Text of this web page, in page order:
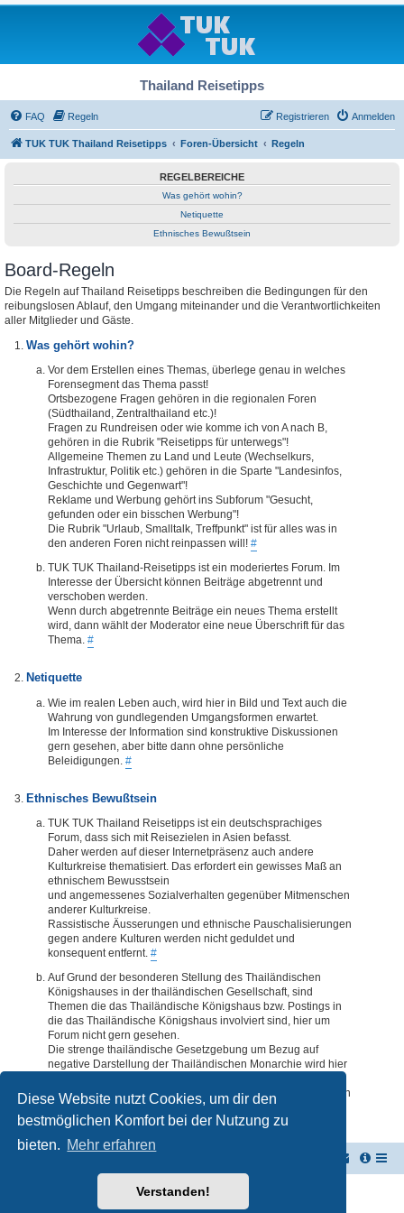
Diese Website nutzt Cookies, um dir den
bestmöglichen Komfort bei der Nutzung zu
bieten. Mehr erfahren
Verstanden!
Thailand Reisetipps
FAQ Regeln Anmelden
Registrieren
TUK TUK Thailand Reisetipps Foren-Übersicht Regeln
REGELBEREICHE
Was gehört wohin?
Netiquette
Ethnisches Bewußtsein
Board-Regeln
Die Regeln auf Thailand Reisetipps beschreiben die Bedingungen für den
reibungslosen Ablauf, den Umgang miteinander und die Verantwortlichkeiten
aller Mitglieder und Gäste.
Was gehört wohin?
Vor dem Erstellen eines Themas, überlege genau in welches
Forensegment das Thema passt!
Ortsbezogene Fragen gehören in die regionalen Foren
(Südthailand, Zentralthailand etc.)!
Fragen zu Rundreisen oder wie komme ich von A nach B,
gehören in die Rubrik "Reisetipps für unterwegs"!
Allgemeine Themen zu Land und Leute (Wechselkurs,
Infrastruktur, Politik etc.) gehören in die Sparte "Landesinfos,
Geschichte und Gegenwart"!
Reklame und Werbung gehört ins Subforum "Gesucht,
gefunden oder ein bisschen Werbung"!
Die Rubrik "Urlaub, Smalltalk, Treffpunkt" ist für alles was in
den anderen Foren nicht reinpassen will! #
TUK TUK Thailand-Reisetipps ist ein moderiertes Forum. Im
Interesse der Übersicht können Beiträge abgetrennt und
verschoben werden.
Wenn durch abgetrennte Beiträge ein neues Thema erstellt
wird, dann wählt der Moderator eine neue Überschrift für das
Thema. #
Netiquette
Wie im realen Leben auch, wird hier in Bild und Text auch die
Wahrung von gundlegenden Umgangsformen erwartet.
Im Interesse der Information sind konstruktive Diskussionen
gern gesehen, aber bitte dann ohne persönliche
Beleidigungen. #
Ethnisches Bewußtsein
TUK TUK Thailand Reisetipps ist ein deutschsprachiges
Forum, dass sich mit Reisezielen in Asien befasst.
Daher werden auf dieser Internetpräsenz auch andere
Kulturkreise thematisiert. Das erfordert ein gewisses Maß an
ethnischem Bewusstsein
und angemessenes Sozialverhalten gegenüber Mitmenschen
anderer Kulturkreise.
Rassistische Äusserungen und ethnische Pauschalisierungen
gegen andere Kulturen werden nicht geduldet und
konsequent entfernt. #
Auf Grund der besonderen Stellung des Thailändischen
Königshauses in der thailändischen Gesellschaft, sind
Themen die das Thailändische Königshaus bzw. Postings in
die das Thailändische Königshaus involviert sind, hier um
Forum nicht gern gesehen.
Die strenge thailändische Gesetzgebung um Bezug auf
negative Darstellung der Thailändischen Monarchie wird hier
deren Inhalte diesbezüglich auch nur ansatzweise bedenklich
erscheinen, kommentarlos entfernt. #
Powered byphpBB® Forum Software © phpBB Limited
Deutsche Übersetzung durchphpBB.de